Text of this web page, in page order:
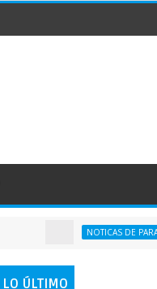
NOTICAS DE PARAGUAY
LO ÚLTIMO